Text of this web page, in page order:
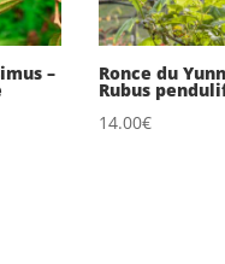
– Ronce du
Rubus
14.00€